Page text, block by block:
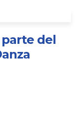
parte del